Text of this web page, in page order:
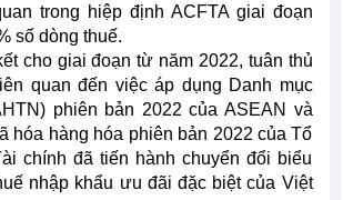
trong hiệp định ACFTA giai đoạn
số dòng thuế.
cho giai đoạn từ năm 2022, tuân thủ
quan đến việc áp dụng Danh mục
phiên bản 2022 của ASEAN và
hóa hàng hóa phiên bản 2022 của Tổ
chính đã tiến hành chuyển đổi biểu
nhập khẩu ưu đãi đặc biệt của Việt